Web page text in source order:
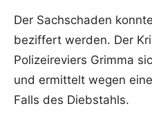
Der Sachschaden
beziffert werden. Der
Polizeireviers Grimma
und ermittelt wegen
Falls des Diebstahls.